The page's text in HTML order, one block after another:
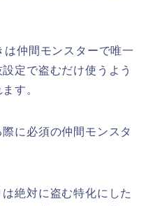
は仲間モンスターで唯一
定で盗むだけ使うよう
す。
に必須の仲間モンスタ
絶対に盗む特化にした